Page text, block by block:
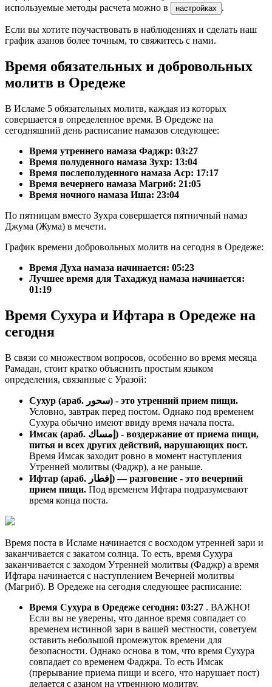
используемые методы расчета можно в
настройках .
Если вы хотите поучаствовать в наблюдениях и сделать наш
график азанов более точным, то свяжитесь с нами.
Время обязательных и добровольных
молитв в Оредеже
В Исламе 5 обязательных молитв, каждая из которых
совершается в определенное время. В Оредеже на
сегодняшний день расписание намазов следующее:
Время утреннего намаза Фаджр: 03:27
Время полуденного намаза Зухр: 13:04
Время послеполуденного намаза Аср: 17:17
Время вечернего намаза Магриб: 21:05
Время ночного намаза Иша: 23:04
По пятницам вместо Зухра совершается пятничный намаз
Джума (Жума) в мечети.
График времени добровольных молитв на сегодня в Оредеже:
Время Духа намаза начинается: 05:23
Лучшее время для Тахаджуд намаза начинается:
01:19
Время Сухура и Ифтара в Оредеже на
сегодня
В связи со множеством вопросов, особенно во время месяца
Рамадан, стоит кратко объяснить простым языком
определения, связанные с Уразой:
Сухур (араб. سحور) - это утренний прием пищи.
Условно, завтрак перед постом. Однако под временем
Сухура обычно имеют ввиду время начала поста.
Имсак (араб. إمساك) - воздержание от приема пищи,
питья и всех других действий, нарушающих пост.
Время Имсак заходит ровно в момент наступления
Утренней молитвы (Фаджр), а не раньше.
Ифтар (араб. إفطار) — разговение - это вечерний
прием пищи. Под временем Ифтара подразумевают
время конца поста.
Время поста в Исламе начинается с восходом утренней зари и
заканчивается с закатом солнца. То есть, время Сухура
заканчивается с заходом Утренней молитвы (Фаджр) а время
Ифтара начинается с наступлением Вечерней молитвы
(Магриб). В Оредеже на сегодня следующее расписание:
Время Сухура в Оредеже сегодня: 03:27 . ВАЖНО!
Если вы не уверены, что данное время совпадает со
временем истинной зари в вашей местности, советуем
оставить небольшой промежуток времени для
безопасности. Однако основа в том, что время Сухура
совпадает со временем Фаджра. То есть Имсак
(прерывание приема пищи и всего, что нарушает пост)
делается с азаном на утреннюю молитву.